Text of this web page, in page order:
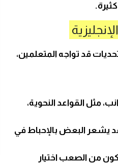
قد تواجه المتعلمين،
مثل القواعد النحوية،
وقد يشعر البعض بالإحباط في
من الصعب اختيار